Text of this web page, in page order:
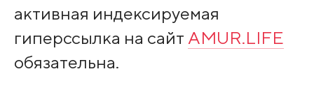
активная индексируемая
гиперссылка на сайт AMUR.LIFE
обязательна.